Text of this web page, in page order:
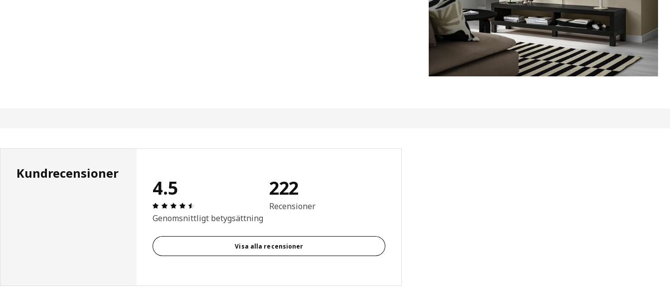
Kundrecensioner
4.5
Recension: 4.5 utav 5 stjärnor. Totalt antal recensioner: 222
Genomsnittligt betygsättning
222
Recensioner
Visa alla recensioner